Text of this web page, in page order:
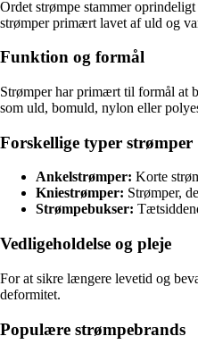
Ordet strømpe stammer
strømper primært lavet af uld og
Funktion og formål
Strømper har primært til formål at
som uld, bomuld, nylon eller
Forskellige typer strømper
Ankelstrømper: Korte
Kniestrømper: Strømper,
Strømpebukser:
Vedligeholdelse og pleje
For at sikre længere levetid og
deformitet.
Populære strømpebrands